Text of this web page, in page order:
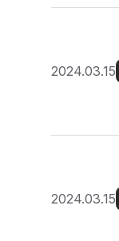
2024.03.15
2024.03.15